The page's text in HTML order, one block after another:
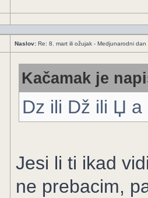
Naslov: Re: 8. mart ili ožujak - Medjunarodni dan
Kačamak je
Dz ili Dž ili Џ
Jesi li ti ikad
ne prebacim,